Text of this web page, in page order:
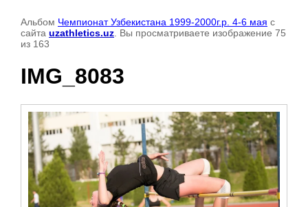
Альбом Чемпионат Узбекистана 1999-2000г.р. 4-6 мая с
сайта uzathletics.uz . Вы просматриваете изображение 75
из 163
IMG_8083